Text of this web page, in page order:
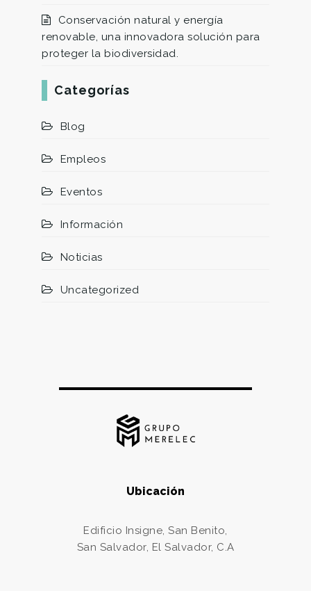
Conservación natural y energía
renovable, una innovadora solución para
proteger la biodiversidad.
Categorías
Blog
Empleos
Eventos
Información
Noticias
Uncategorized
Ubicación
Edificio Insigne, San Benito,
San Salvador, El Salvador, C.A